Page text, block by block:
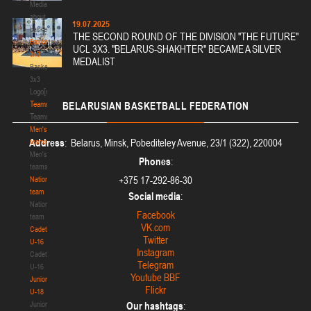
Media
about
basketball
Basketball
3x3
Basketball
3x3
Logo[modid=121]
Teams
Teams
Men's
teams
Men's
teams
National
team
National
team
Cadets
U-16
Cadets
U-16
Juniors
U-18
Juniors
п
о
д
э
г
и
д
о
й
м
е
ж
д
у
н
а
р
о
д
н
о
й
ф
е
д
19.07.2025
THE SECOND ROUND OF THE DIVISION "THE FUTURE"
UCL 3X3. "BELARUS-SHAKHTER" BECAME A SILVER
MEDALIST
BELARUSIAN BASKETBALL FEDERATION
Address: Belarus, Minsk, Pobediteley Avenue, 23/1 (322), 220004
Phones:
+375 17-292-86-30
Social media:
Facebook
VK.com
Twitter
Instagram
Telegram
Youtube BBF
Flickr
Our hashtags: